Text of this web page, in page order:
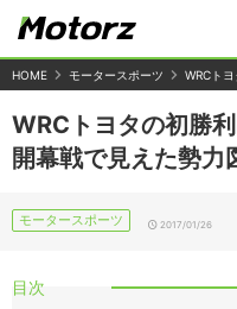
HOME モータースポーツ WRCト
WRCトヨタの初勝
開幕戦で見えた勢力
モータースポーツ 2017/01/26
目次